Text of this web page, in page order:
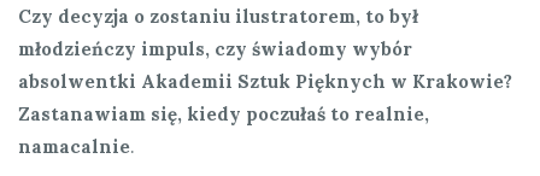
Czy decyzja o zostaniu ilustratorem, to był
młodzieńczy impuls, czy świadomy wybór
absolwentki Akademii Sztuk Pięknych w Krakowie?
Zastanawiam się, kiedy poczułaś to realnie,
namacalnie.